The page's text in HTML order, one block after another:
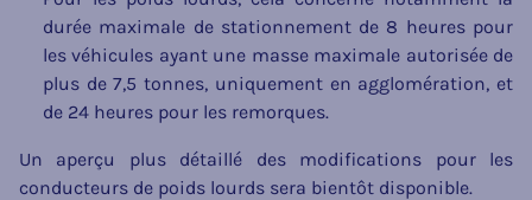
durée maximale de stationnement de 8 heures pour
les véhicules ayant une masse maximale autorisée de
plus de 7,5 tonnes, uniquement en agglomération, et
de 24 heures pour les remorques.
Un aperçu plus détaillé des modifications pour les
conducteurs de poids lourds sera bientôt disponible.